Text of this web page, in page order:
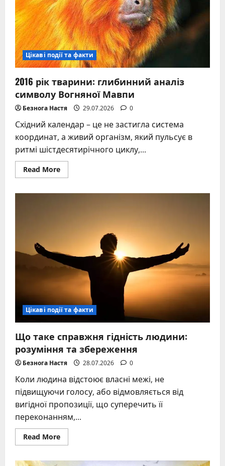
Цікаві події та факти
2016 рік тварини: глибинний аналіз
символу Вогняної Мавпи
Безнога Настя 29.07.2026 0
Східний календар – це не застигла система
координат, а живий організм, який пульсує в
ритмі шістдесятирічного циклу,...
Read MoreRead
more
Цікаві події та факти
Що таке справжня гідність людини:
розуміння та збереження
Безнога Настя 28.07.2026 0
Коли людина відстоює власні межі, не
підвищуючи голосу, або відмовляється від
вигідної пропозиції, що суперечить її
переконанням,...
Read MoreRead
more